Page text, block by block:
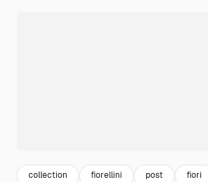
collection fiorellini post fiori